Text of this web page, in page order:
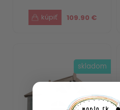
109.90 €
skladom